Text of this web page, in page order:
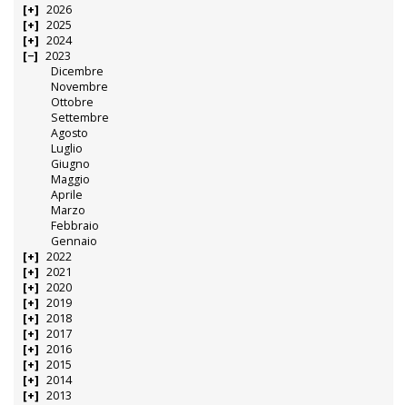
2026
2025
2024
2023
Dicembre
Novembre
Ottobre
Settembre
Agosto
Luglio
Giugno
Maggio
Aprile
Marzo
Febbraio
Gennaio
2022
2021
2020
2019
2018
2017
2016
2015
2014
2013